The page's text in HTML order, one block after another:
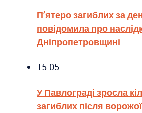
П’ятеро загиблих за
повідомила про
Дніпропетровщині
15:05
У Павлограді зросла
загиблих після